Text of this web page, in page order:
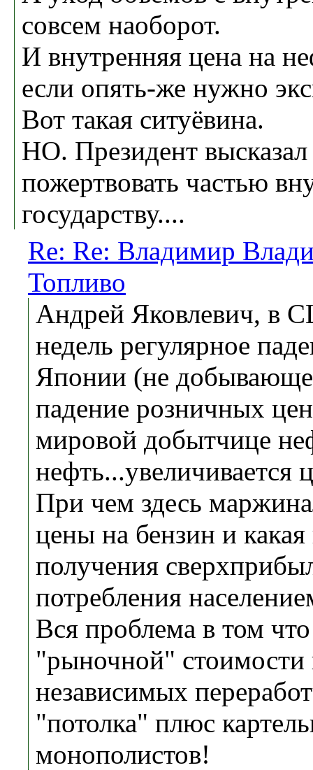
совсем наоборот.
И внутренняя цена на
если опять-же нужно
Вот такая ситуёвина.
НО. Президент высказал
пожертвовать частью
государству....
Re: Re: Владимир
Топливо
Андрей Яковлевич, в
недель регулярное
Японии (не
падение розничных
мировой добытчице
нефть...увеличивается
При чем здесь
цены на бензин и
получения
потребления
Вся проблема в том
"рыночной" стоимости
независимых
"потолка" плюс
монополистов!